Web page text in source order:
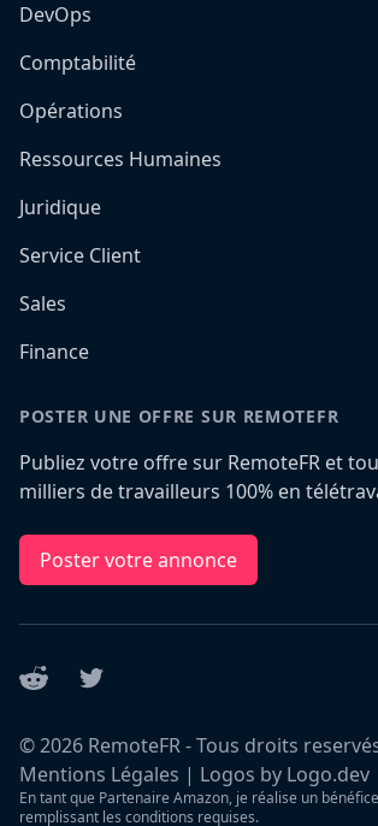
DevOps
Comptabilité
Opérations
Ressources Humaines
Juridique
Service Client
Sales
Finance
POSTER UNE OFFRE SUR REMOTEFR
Publiez votre offre sur RemoteFR et
milliers de travailleurs 100% en
Poster votre annonce
Reddit Twitter
©2026 RemoteFR - Tous droits
Mentions Légales | Logos by Logo.dev
En tant que Partenaire Amazon, je réalise un
remplissant les conditions requises.